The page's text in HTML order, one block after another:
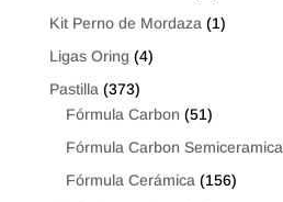
Kit Perno de Mordaza (1)
Ligas Oring (4)
Pastilla (373)
Fórmula Carbon (51)
Fórmula Carbon Semiceramica
Fórmula Cerámica (156)